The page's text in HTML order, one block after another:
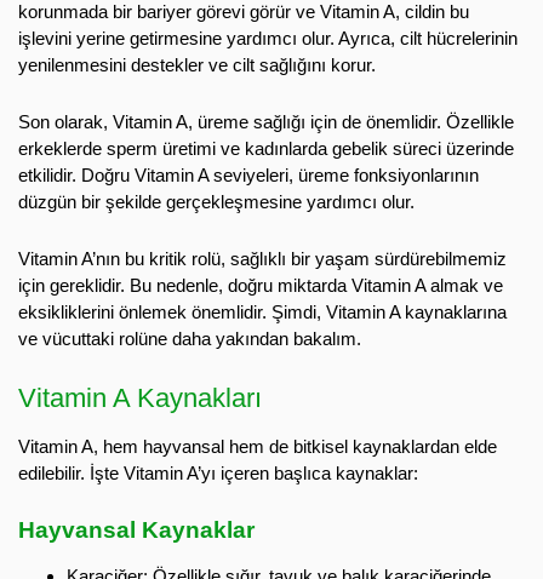
korunmada bir bariyer görevi görür ve Vitamin A, cildin bu
işlevini yerine getirmesine yardımcı olur. Ayrıca, cilt hücrelerinin
yenilenmesini destekler ve cilt sağlığını korur.
Son olarak, Vitamin A, üreme sağlığı için de önemlidir. Özellikle
erkeklerde sperm üretimi ve kadınlarda gebelik süreci üzerinde
etkilidir. Doğru Vitamin A seviyeleri, üreme fonksiyonlarının
düzgün bir şekilde gerçekleşmesine yardımcı olur.
Vitamin A’nın bu kritik rolü, sağlıklı bir yaşam sürdürebilmemiz
için gereklidir. Bu nedenle, doğru miktarda Vitamin A almak ve
eksikliklerini önlemek önemlidir. Şimdi, Vitamin A kaynaklarına
ve vücuttaki rolüne daha yakından bakalım.
Vitamin A Kaynakları
Vitamin A, hem hayvansal hem de bitkisel kaynaklardan elde
edilebilir. İşte Vitamin A’yı içeren başlıca kaynaklar:
Hayvansal Kaynaklar